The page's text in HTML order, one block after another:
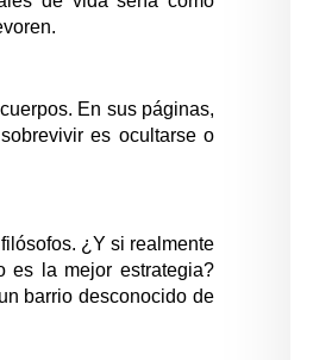
En sus páginas,
es ocultarse o
¿Y si realmente
es la mejor estrategia?
barrio desconocido de